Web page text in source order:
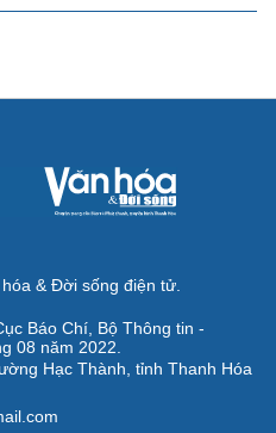
& Đời sống điện tử.
Báo Chí, Bộ Thông tin -
08 năm 2022.
Hạc Thành, tỉnh Thanh Hóa